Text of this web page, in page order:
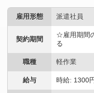
雇用形態 派遣社員
契約期間
☆雇用期間
る
職種 軽作業
給与 時給: 1300